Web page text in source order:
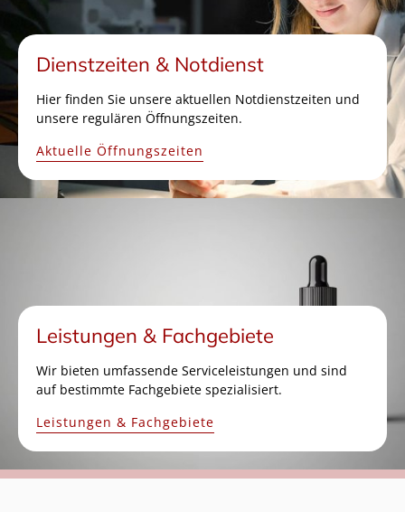
Dienstzeiten & Notdienst
Hier finden Sie unsere aktuellen Notdienstzeiten und
unsere regulären Öffnungszeiten.
Aktuelle Öffnungszeiten
Leistungen & Fachgebiete
Wir bieten umfassende Serviceleistungen und sind
auf bestimmte Fachgebiete spezialisiert.
Leistungen & Fachgebiete